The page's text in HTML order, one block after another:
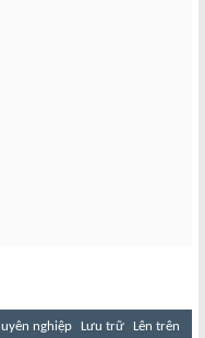
nghiệp Lưu trữ Lên trên